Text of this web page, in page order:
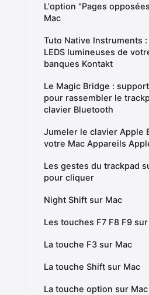
L'option "Pages
Mac
Tuto Native Instruments
LEDS lumineuses de
banques Kontakt
Le Magic Bridge :
pour rassembler le
clavier Bluetooth
Jumeler le clavier Apple
votre Mac Appareils
Les gestes du trackpad
pour cliquer
Night Shift sur Mac
Les touches F7 F8 F9
La touche F3 sur Mac
La touche Shift sur Mac
La touche option sur Mac